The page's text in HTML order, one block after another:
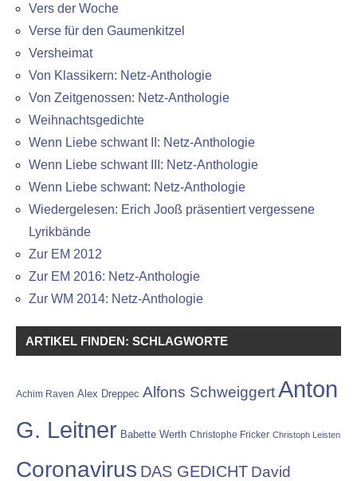
Vers der Woche
Verse für den Gaumenkitzel
Versheimat
Von Klassikern: Netz-Anthologie
Von Zeitgenossen: Netz-Anthologie
Weihnachtsgedichte
Wenn Liebe schwant II: Netz-Anthologie
Wenn Liebe schwant III: Netz-Anthologie
Wenn Liebe schwant: Netz-Anthologie
Wiedergelesen: Erich Jooß präsentiert vergessene
Lyrikbände
Zur EM 2012
Zur EM 2016: Netz-Anthologie
Zur WM 2014: Netz-Anthologie
ARTIKEL FINDEN: SCHLAGWORTE
Achim Raven Alex Dreppec Alfons Schweiggert Anton
G. Leitner Babette Werth Christophe Fricker Christoph Leisten
Coronavirus DAS GEDICHT David